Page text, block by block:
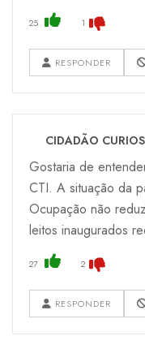
25 1
RESPONDER
CIDADÃO
Gostaria de
CTI. A situação da
Ocupação não
leitos inaugurados
27 2
RESPONDER